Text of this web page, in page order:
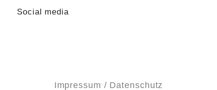
Social media
Impressum / Datenschutz